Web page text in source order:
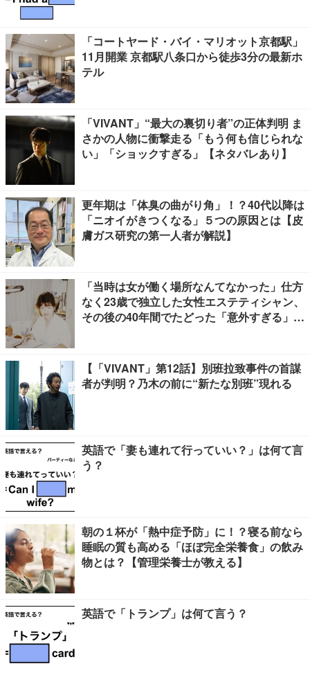
「コートヤード・バイ・マリオット京都駅」
11月開業 京都駅八条口から徒歩3分の最新ホ
テル
「VIVANT」“最大の裏切り者”の正体判明 ま
さかの人物に衝撃走る「もう何も信じられな
い」「ショックすぎる」【ネタバレあり】
更年期は「体臭の曲がり角」！？40代以降は
「ニオイがきつくなる」５つの原因とは【皮
膚ガス研究の第一人者が解説】
「当時は女が働く場所なんてなかった」仕方
なく23歳で独立した女性エステティシャン、
その後の40年間でたどった「意外すぎる」紆
【「VIVANT」第12話】別班拉致事件の首謀
者が判明？乃木の前に“新たな別班”現れる
英語で「妻も連れて行っていい？」は何て言
う？
朝の１杯が「熱中症予防」に！？寝る前なら
睡眠の質も高める「ほぼ完全栄養食」の飲み
物とは？【管理栄養士が教える】
英語で「トランプ」は何て言う？